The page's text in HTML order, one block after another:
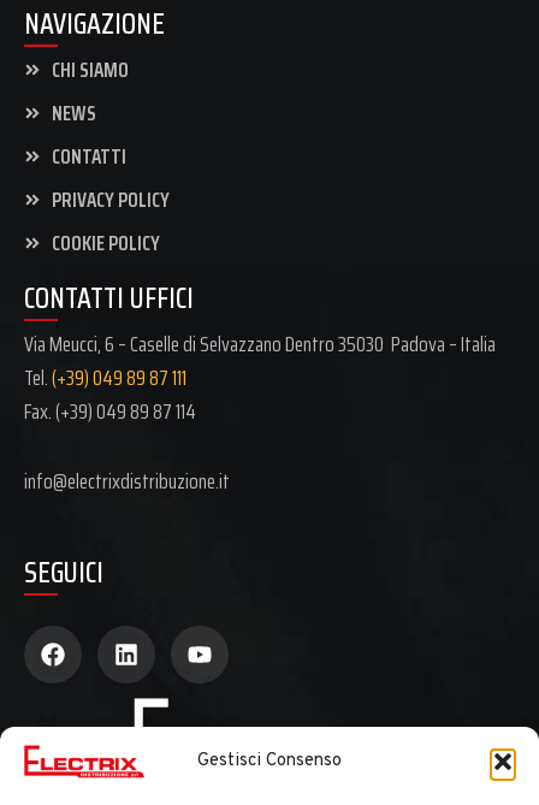
Gestisci Consenso
NAVIGAZIONE
CHI SIAMO
NEWS
CONTATTI
PRIVACY POLICY
COOKIE POLICY
CONTATTI UFFICI
Via Meucci, 6 – Caselle di Selvazzano Dentro 35030 Padova – Italia
Tel.(+39) 049 89 87 111
Fax. (+39)049 89 87 114
info@electrixdistribuzione.it
SEGUICI